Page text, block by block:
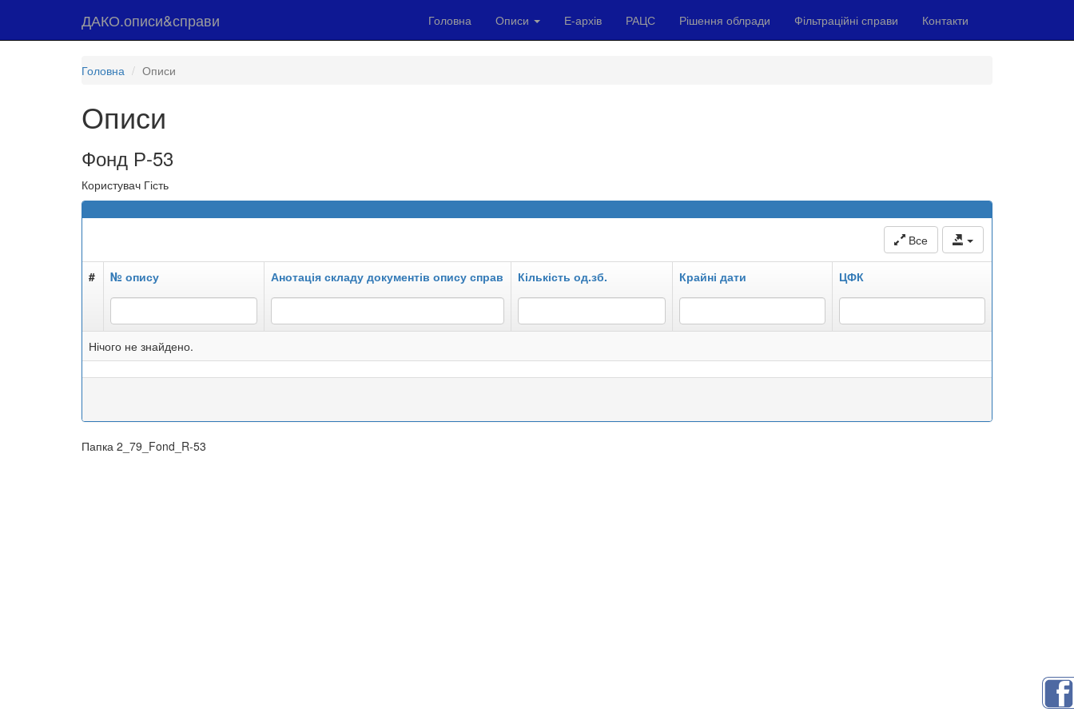
ДАКО.описи&справи Головна Описи Е-архів РАЦС Рішення облради Фільтраційні справи Контакти
Головна Описи
Описи
Фонд Р-53
Користувач Гість
Все
# № опису Анотація складу документів опису справ Кількість од.зб. Крайні дати ЦФК
Нічого не знайдено.
Папка 2_79_Fond_R-53